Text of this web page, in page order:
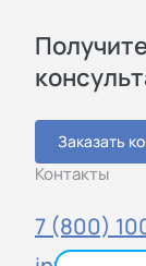
Заказать
Контакты
7 (800)